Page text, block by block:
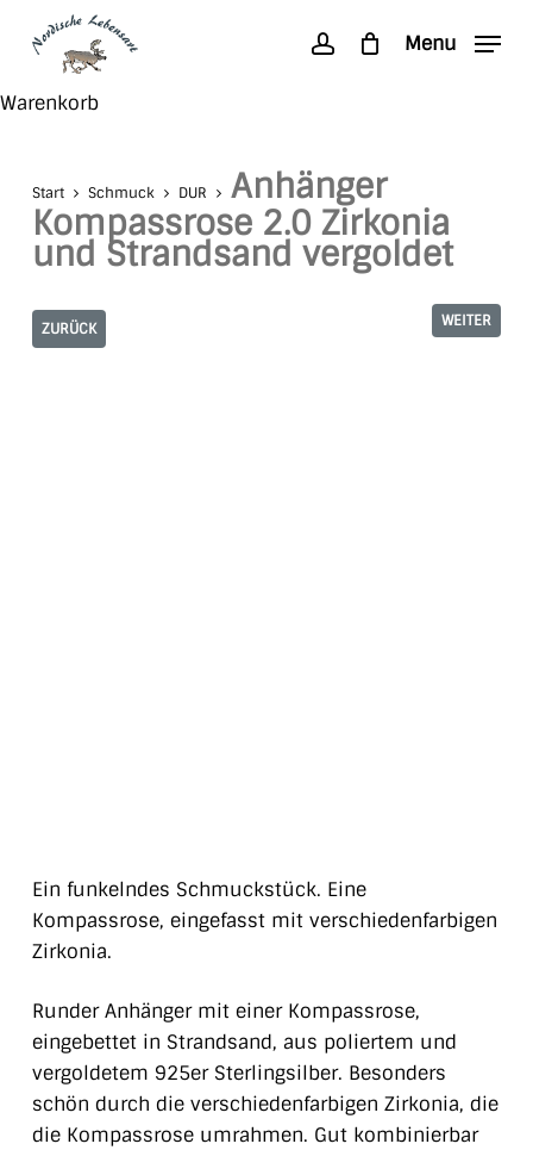
content
accountMenu
WarenkorbClose
Start Schmuck DUR
Anhänger
Kompassrose 2.0 Zirkonia
und Strandsand vergoldet
ZURÜCK WEITER
Ein funkelndes Schmuckstück. Eine
Kompassrose, eingefasst mit verschiedenfarbigen
Zirkonia.
Runder Anhänger mit einer Kompassrose,
eingebettet in Strandsand, aus poliertem und
vergoldetem 925er Sterlingsilber. Besonders
schön durch die verschiedenfarbigen Zirkonia, die
die Kompassrose umrahmen. Gut kombinierbar